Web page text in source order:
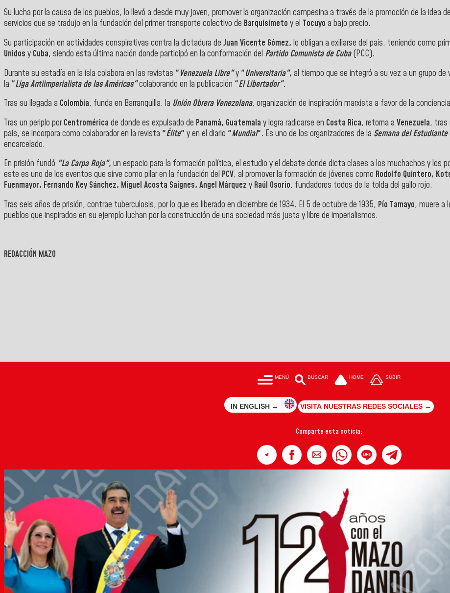
Su lucha por la causa de los pueblos, lo llevó a desde muy joven, promover la organización campesina a través de la promoción de la
servicios que se tradujo en la fundación del primer transporte colectivo de Barquisimeto y el Tocuyo a bajo precio.
Su participación en actividades conspirativas contra la dictadura de Juan Vicente Gómez, lo obligan a exiliarse del país, teniendo como
Unidos y Cuba, siendo esta última nación donde participó en la conformación del Partido Comunista de Cuba (PCC).
Durante su estadía en la isla colabora en las revistas "Venezuela Libre"y "Universitaria", al tiempo que se integró a su vez a un grupo
la "Liga Antiimperialista de las Américas"colaborando en la publicación "El Libertador".
Tras su llegada a Colombia, funda en Barranquilla, la Unión Obrera Venezolana, organización de inspiración marxista a favor de la
Tras un periplo porCentromérica de donde es expulsado de Panamá, Guatemala y logra radicarse en Costa Rica, retorna a Venezuela, tras
país, se incorpora como colaborador en la revista "Élite" y en el diario "Mundial". Es uno de los organizadores de la Semana del Estudiante
encarcelado.
En prisión fundó "La Carpa Roja", un espacio para la formación política, el estudio y el debate donde dicta clases a los muchachos y
este es uno de los eventos que sirve como pilar en la fundación del PCV, al promover la formación de jóvenes como Rodolfo Quintero,
Fuenmayor, Fernando Key Sánchez, Miguel Acosta Saignes, Angel Márquez y Raúl Osorio, fundadores todos de la tolda del gallo rojo.
Tras seis años de prisión, contrae tuberculosis, por lo que es liberado en diciembre de 1934. El 5 de octubre de 1935, Pío Tamayo, muere a
pueblos que inspirados en su ejemplo luchan por la construcción de una sociedad más justa y libre de imperialismos.
REDACCIÓN MAZO
MENÚ BUSCAR HOME SUBIR
IN ENGLISH → VISITA NUESTRAS REDES SOCIALES →
Comparte esta noticia: